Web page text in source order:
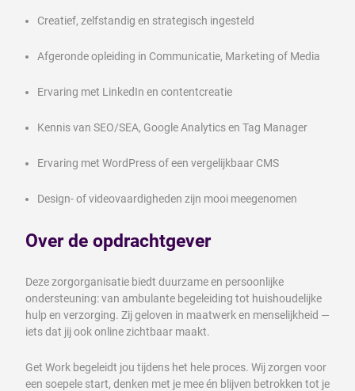
Creatief, zelfstandig en strategisch ingesteld
Afgeronde opleiding in Communicatie, Marketing of Media
Ervaring met LinkedIn en contentcreatie
Kennis van SEO/SEA, Google Analytics en Tag Manager
Ervaring met WordPress of een vergelijkbaar CMS
Design- of videovaardigheden zijn mooi meegenomen
Over de opdrachtgever
Deze zorgorganisatie biedt duurzame en persoonlijke
ondersteuning: van ambulante begeleiding tot huishoudelijke
hulp en verzorging. Zij geloven in maatwerk en menselijkheid —
iets dat jij ook online zichtbaar maakt.
Get Work begeleidt jou tijdens het hele proces. Wij zorgen voor
een soepele start, denken met je mee én blijven betrokken tot je